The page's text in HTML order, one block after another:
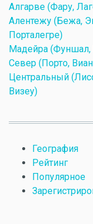
Алгарве (Фару,
Алентежу (Бежа,
Порталегре)
Мадейра (Фуншал,
Север (Порто,
Центральный
Визеу)
География
Рейтинг
Популярное